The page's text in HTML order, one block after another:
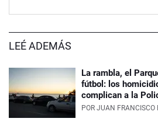
LEÉ ADEMÁS
La rambla, el
fútbol: los
complican a la
POR JUAN FRANCISCO